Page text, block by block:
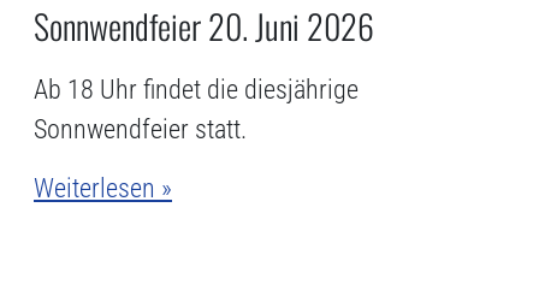
Sonnwendfeier 20. Juni 2026
Ab 18 Uhr findet die diesjährige
Sonnwendfeier statt.
Weiterlesen »